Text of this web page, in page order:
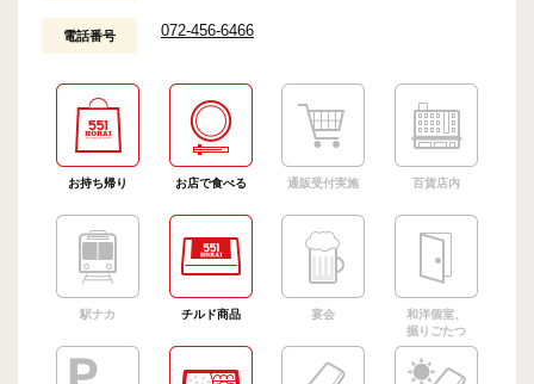
電話番号 072-456-6466
お持ち帰り お店で食べる 通販受付実施 百貨店内
駅ナカ チルド商品 宴会
和洋個室、
掘りごたつ